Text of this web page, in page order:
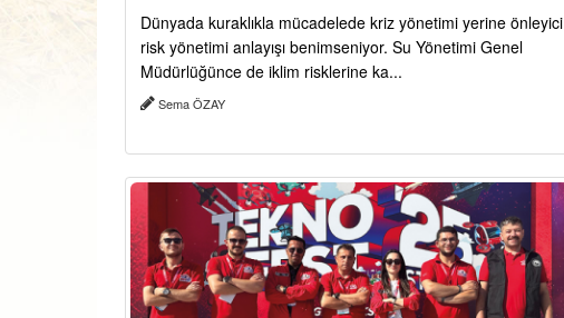
Dünyada kuraklıkla mücadelede kriz yönetimi yerine önleyici
risk yönetimi anlayışı benimseniyor. Su Yönetimi Genel
Müdürlüğünce de iklim risklerine ka...
Sema ÖZAY